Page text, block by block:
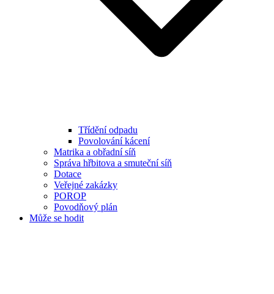
Třídění odpadu
Povolování kácení
Matrika a obřadní síň
Správa hřbitova a smuteční síň
Dotace
Veřejné zakázky
POROP
Povodňový plán
Může se hodit